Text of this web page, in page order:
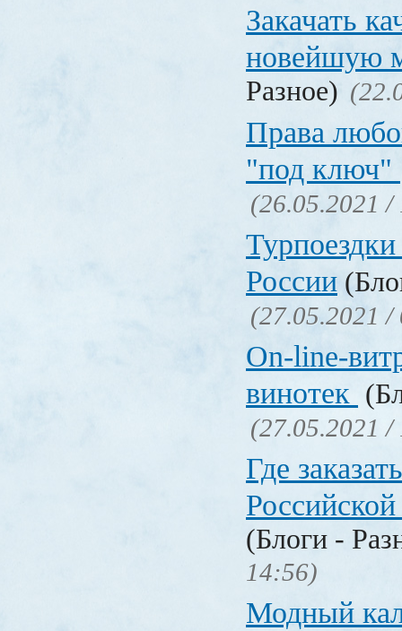
Закачать
новейшую
Разное)
Права
"под ключ"
(26.05.2021 /
России
(27.05.2021 /
On-line-
винотек
(27.05.2021 /
Где
(Блоги -
14:56)
Модный